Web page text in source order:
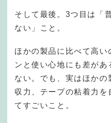
そして最後。3つ目は「
ない」こと。
ほかの製品に比べて高い
ンと使い心地にも差が
ない。でも、実はほかの
収力、テープの粘着力を
てすごいこと。